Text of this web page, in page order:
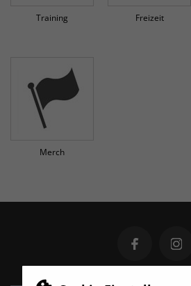
Training Freizeit
Merch